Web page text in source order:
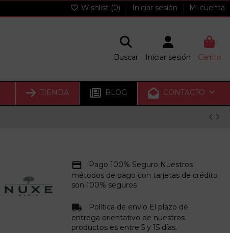
Wishlist (0) Iniciar sesión Mi cuenta
Buscar Iniciar sesión Carrito
CONTACTO
BLOG
TIENDA
Pago 100% Seguro Nuestros
métodos de pago con tarjetas de crédito
son 100% seguros
Política de envío El plazo de
entrega orientativo de nuestros
productos es entre 5 y 15 días.